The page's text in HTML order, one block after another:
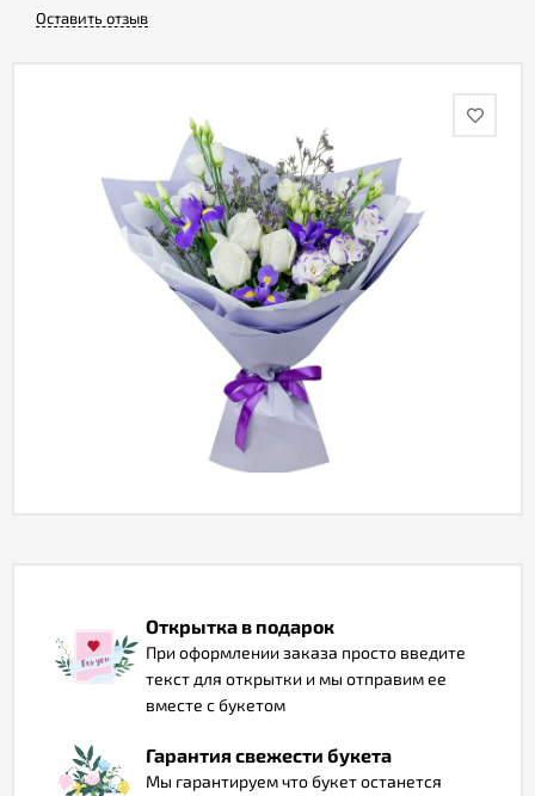
Гарантии
Оставить отзыв
Открытка в подарок
При оформлении заказа просто введите
текст для открытки и мы отправим ее
вместе с букетом
Гарантия свежести букета
Мы гарантируем что букет останется